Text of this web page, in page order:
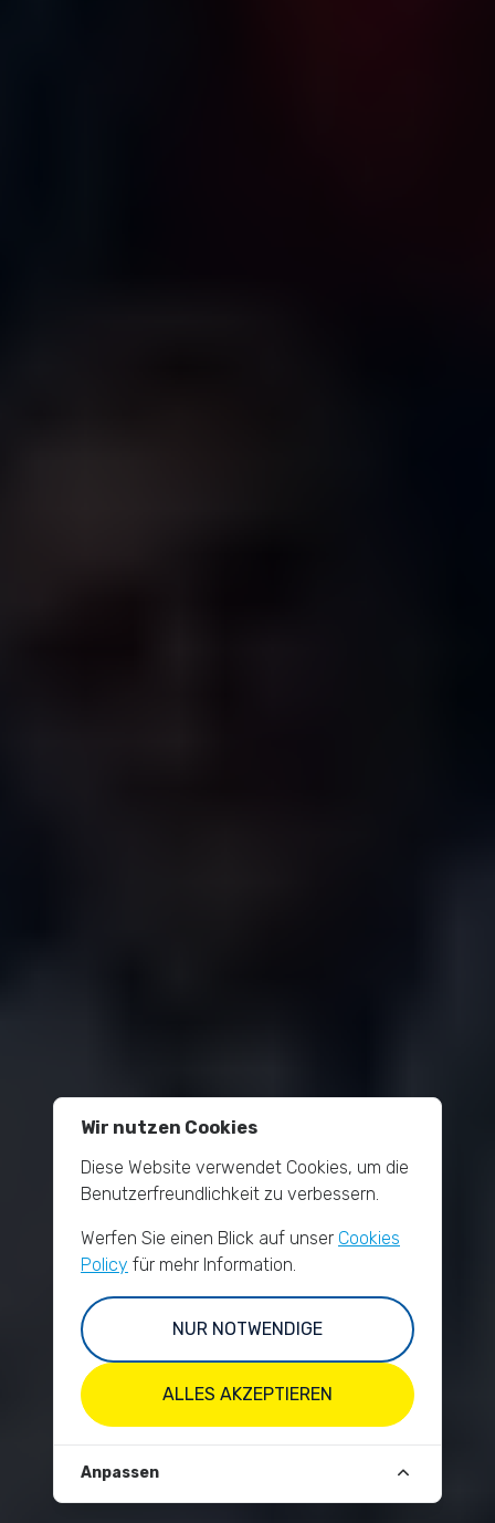
Wir nutzen Cookies
Diese Website verwendet Cookies, um die
Benutzerfreundlichkeit zu verbessern.
Werfen Sie einen Blick auf unser Cookies
Policy für mehr Information.
NUR NOTWENDIGE
ALLES AKZEPTIEREN
Anpassen